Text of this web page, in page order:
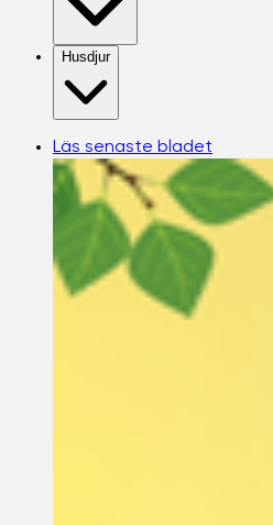
Husdjur
Läs senaste bladet